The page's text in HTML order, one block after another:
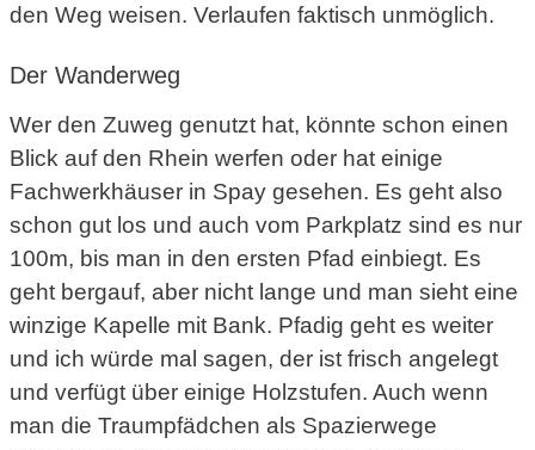
den Weg weisen. Verlaufen faktisch unmöglich.
Der Wanderweg
Wer den Zuweg genutzt hat, könnte schon einen
Blick auf den Rhein werfen oder hat einige
Fachwerkhäuser in Spay gesehen. Es geht also
schon gut los und auch vom Parkplatz sind es nur
100m, bis man in den ersten Pfad einbiegt. Es
geht bergauf, aber nicht lange und man sieht eine
winzige Kapelle mit Bank. Pfadig geht es weiter
und ich würde mal sagen, der ist frisch angelegt
und verfügt über einige Holzstufen. Auch wenn
man die Traumpfädchen als Spazierwege